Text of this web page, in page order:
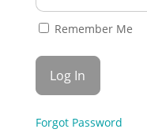
Remember Me
Forgot Password